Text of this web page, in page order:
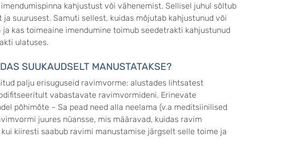
kahjustust või vähenemist. Sellisel juhul sõltub
suurusest. Samuti sellest, kuidas mõjutab kahjustunud või
kas toimeaine imendumine toimub seedetrakti kahjustunud
ulatuses.
SUUKAUDSELT MANUSTATAKSE?
palju erisuguseid ravimvorme: alustades lihtsatest
vabastavate ravimvormideni. Erinevate
põhimõte – Sa pead need alla neelama (v.a meditsiinilised
juures nüansse, mis määravad, kuidas ravim
kiiresti saabub ravimi manustamise järgselt selle toime ja